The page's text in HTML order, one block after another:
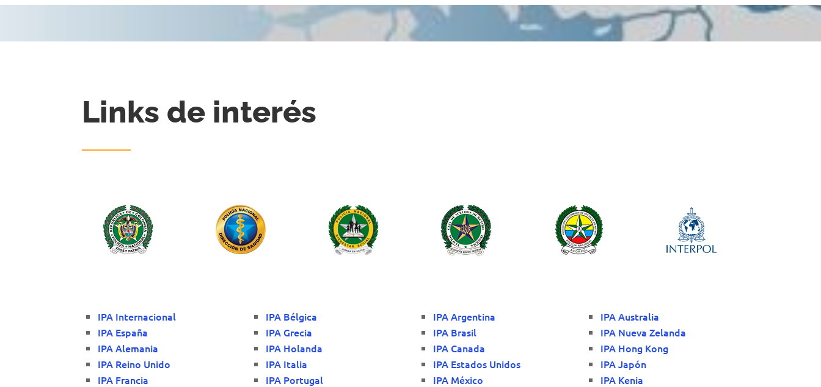
Links de interés
IPA Internacional
IPA España
IPA Alemania
IPA Reino Unido
IPA Francia
IPA Bélgica
IPA Grecia
IPA Holanda
IPA Italia
IPA Portugal
IPA Argentina
IPA Brasil
IPA Canada
IPA Estados Unidos
IPA México
IPA Australia
IPA Nueva Zelanda
IPA Hong Kong
IPA Japón
IPA Kenia